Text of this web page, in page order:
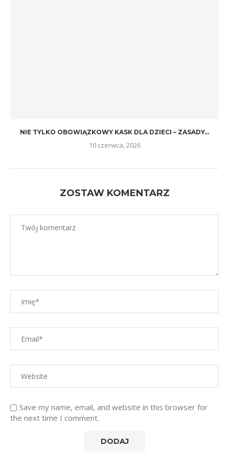
NIE TYLKO OBOWIĄZKOWY KASK DLA DZIECI – ZASADY...
10 czerwca, 2026
ZOSTAW KOMENTARZ
Save my name, email, and website in this browser for
the next time I comment.